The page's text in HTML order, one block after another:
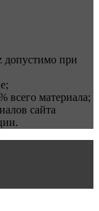
допустимо при
всего материала;
сайта